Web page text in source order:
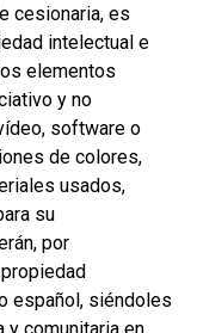
cesionaria, es
intelectual e
elementos
y no
software o
de colores,
usados,
su
por
español, siéndoles